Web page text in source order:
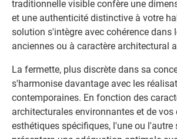
traditionnelle visible confère une
et une authenticité distinctive à votre
solution s'intègre avec cohérence dans
anciennes ou à caractère architectural
La fermette, plus discrète dans sa
s'harmonise davantage avec les
contemporaines. En fonction des
architecturales environnantes et de vos
esthétiques spécifiques, l'une ou l'autre